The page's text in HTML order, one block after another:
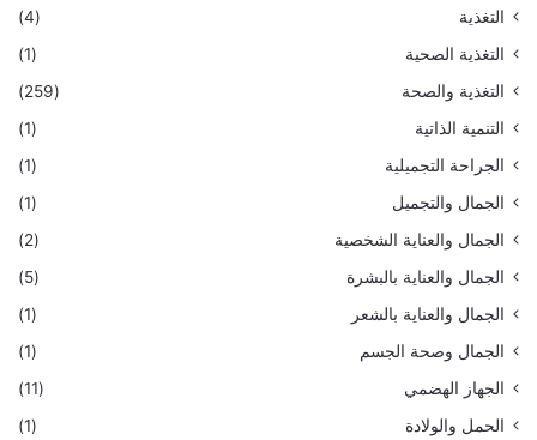
التغذية
(4)
التغذية الصحية
(1)
التغذية والصحة
(259)
التنمية الذاتية
(1)
الجراحة التجميلية
(1)
الجمال والتجميل
(1)
الجمال والعناية الشخصية
(2)
الجمال والعناية بالبشرة
(5)
الجمال والعناية بالشعر
(1)
الجمال وصحة الجسم
(1)
الجهاز الهضمي
(11)
الحمل والولادة
(1)